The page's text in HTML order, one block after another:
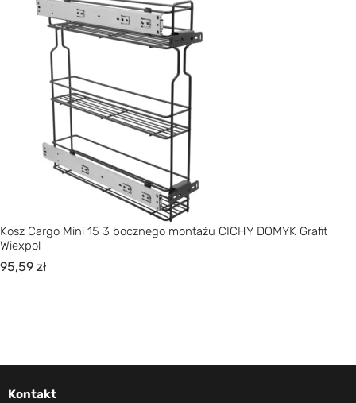
Kosz Cargo Mini 15 3 bocznego montażu CICHY DOMYK Grafit
Wiexpol
95,59 zł
Kontakt